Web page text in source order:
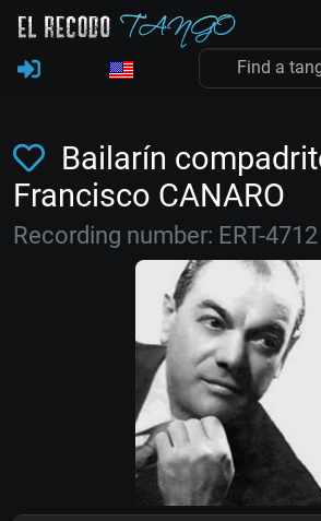
Bailarín
Francisco CANARO
Recording number: ERT-4712